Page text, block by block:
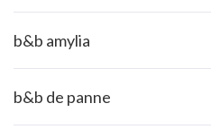
b&b amylia
b&b de panne